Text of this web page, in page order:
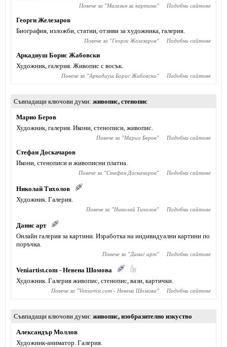
Повече за "Магазин за картини" Подобни сайтове
Георги Железаров
Биография, изложби, статии, отзиви за художника, галерия.
Повече за "Георги Железаров" Подобни сайтове
Аркадиуш Борис Жабовски
Художник, галерия. Живопис с восък.
Повече за "Аркадиуш Борис Жабовски" Подобни сайтове
Съвпадащи ключови думи живопис, стенопис
Марио Беров
Художник, галерия. Икони, стенописи, живопис.
Повече за "Марио Беров" Подобни сайтове
Стефан Доскачаров
Икони, стенописи и живописни платна.
Повече за "Стефан Доскачаров" Подобни сайтове
Николай Тихолов
Художник. Галерия.
Повече за "Николай Тихолов" Подобни сайтове
Данис арт
Онлайн галерия за картини. Изработка на индивидуални картини по
поръчка.
Повече за "Данис арт" Подобни сайтове
Veniartist.com - Невена Шомова
Художник. Галерия живопис, стенопис, вази, картички.
Повече за "Veniartist.com - Невена Шомова" Подобни сайтове
Съвпадащи ключови думи живопис, изобразително изкуство
Александър Моллов
Художник-аниматор. Галерия.